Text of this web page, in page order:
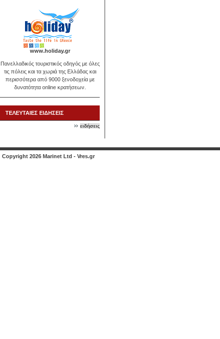
www.holiday.gr
Πανελλαδικός τουριστικός οδηγός με όλες
τις πόλεις και τα χωριά της Ελλάδας και
περισσότερα από 9000 ξενοδοχεία με
δυνατότητα online κρατήσεων.
ΤΕΛΕΥΤΑΙΕΣ ΕΙΔΗΣΕΙΣ
ειδήσεις
Copyright 2026 Marinet Ltd - Vres.gr